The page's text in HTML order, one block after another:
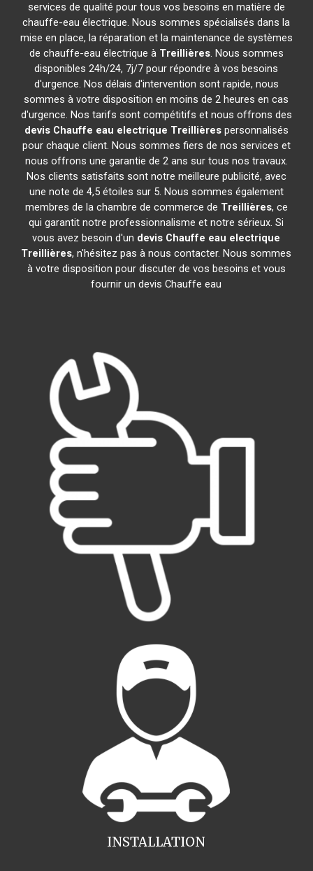
services de qualité pour tous vos besoins en matière de
chauffe-eau électrique. Nous sommes spécialisés dans la
mise en place, la réparation et la maintenance de systèmes
de chauffe-eau électrique à Treillières. Nous sommes
disponibles 24h/24, 7j/7 pour répondre à vos besoins
d'urgence. Nos délais d'intervention sont rapide, nous
sommes à votre disposition en moins de 2 heures en cas
d'urgence. Nos tarifs sont compétitifs et nous offrons des
devis Chauffe eau electrique Treillièrespersonnalisés
pour chaque client. Nous sommes fiers de nos services et
nous offrons une garantie de 2 ans sur tous nos travaux.
Nos clients satisfaits sont notre meilleure publicité, avec
une note de 4,5 étoiles sur 5. Nous sommes également
membres de la chambre de commerce de Treillières, ce
qui garantit notre professionnalisme et notre sérieux. Si
vous avez besoin d'un devis Chauffe eau electrique
Treillières, n'hésitez pas à nous contacter. Nous sommes
à votre disposition pour discuter de vos besoins et vous
fournir un devis Chauffe eau
INSTALLATION